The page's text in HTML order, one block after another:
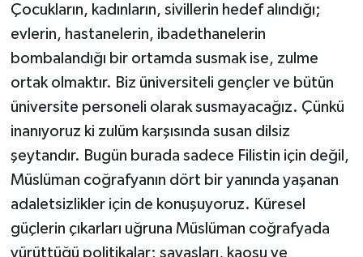
Çocukların, kadınların, sivillerin hedef alındığı;
evlerin, hastanelerin, ibadethanelerin
bombalandığı bir ortamda susmak ise, zulme
ortak olmaktır. Biz üniversiteli gençler ve bütün
üniversite personeli olarak susmayacağız. Çünkü
inanıyoruz ki zulüm karşısında susan dilsiz
şeytandır. Bugün burada sadece Filistin için değil,
Müslüman coğrafyanın dört bir yanında yaşanan
adaletsizlikler için de konuşuyoruz. Küresel
güçlerin çıkarları uğruna Müslüman coğrafyada
yürüttüğü politikalar; savaşları, kaosu ve